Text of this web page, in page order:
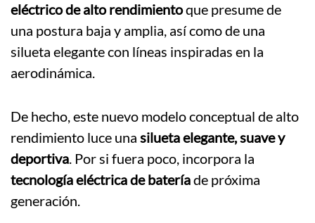
eléctrico de alto rendimientoque presume de
una postura baja y amplia, así como de una
silueta elegante con líneas inspiradas en la
aerodinámica.
De hecho, este nuevo modelo conceptual de alto
rendimiento luce una silueta elegante, suave y
deportiva. Por si fuera poco, incorpora la
tecnología eléctrica de bateríade próxima
generación.